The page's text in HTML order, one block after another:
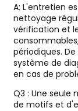
A: L'entretien
nettoyage
vérification et
périodiques.
système de
en cas de
Q3 : Une
de motifs et